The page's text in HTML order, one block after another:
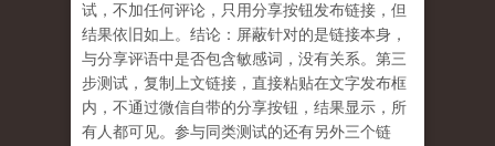
试，不加任何评论，只用分享按钮发布链接，但
结果依旧如上。结论：屏蔽针对的是链接本身，
与分享评语中是否包含敏感词，没有关系。第三
步测试，复制上文链接，直接粘贴在文字发布框
内，不通过微信自带的分享按钮，结果显示，所
有人都可见。参与同类测试的还有另外三个链